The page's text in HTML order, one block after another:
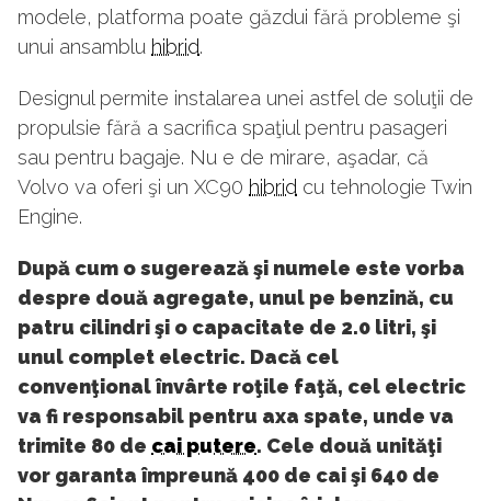
modele, platforma poate găzdui fără probleme şi
unui ansamblu hibrid.
Designul permite instalarea unei astfel de soluţii de
propulsie fără a sacrifica spaţiul pentru pasageri
sau pentru bagaje. Nu e de mirare, aşadar, că
Volvo va oferi şi un XC90 hibrid cu tehnologie Twin
Engine.
După cum o sugerează şi numele este vorba
despre două agregate, unul pe benzină, cu
patru cilindri şi o capacitate de 2.0 litri, şi
unul complet electric. Dacă cel
convenţional învârte roţile faţă, cel electric
va fi responsabil pentru axa spate, unde va
trimite 80 de cai putere. Cele două unităţi
vor garanta împreună 400 de cai şi 640 de